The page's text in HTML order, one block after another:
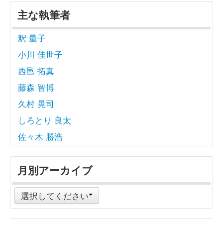
主な執筆者
釈 量子
小川 佳世子
西邑 拓真
藤森 智博
久村 晃司
しろとり 良太
佐々木 勝浩
月別アーカイブ
選択してください